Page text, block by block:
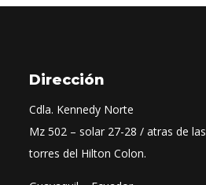
Dirección
Cdla. Kennedy Norte
Mz 502 – solar 27-28 / atras de las
torres del Hilton Colon.